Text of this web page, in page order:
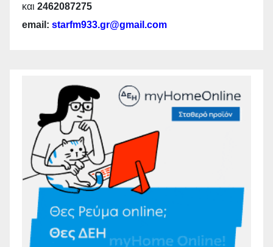
και 2462087275
email: starfm933.gr@gmail.com